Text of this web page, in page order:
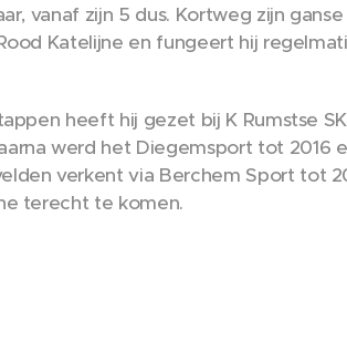
vanaf zijn 5 dus. Kortweg zijn
Katelijne en fungeert hij
heeft hij gezet bij K Rumstse
werd het Diegemsport tot 2016
verkent via Berchem Sport tot
terecht te komen.